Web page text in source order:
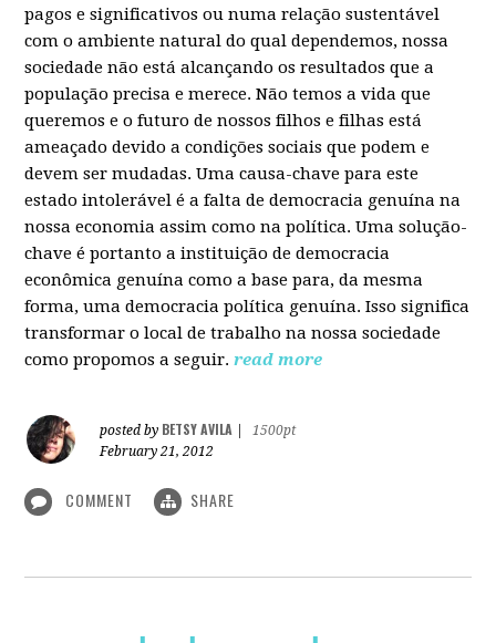
pagos e significativos ou numa relação sustentável
com o ambiente natural do qual dependemos, nossa
sociedade não está alcançando os resultados que a
população precisa e merece. Não temos a vida que
queremos e o futuro de nossos filhos e filhas está
ameaçado devido a condições sociais que podem e
devem ser mudadas. Uma causa-chave para este
estado intolerável é a falta de democracia genuína na
nossa economia assim como na política. Uma solução-
chave é portanto a instituição de democracia
econômica genuína como a base para, da mesma
forma, uma democracia política genuína. Isso significa
transformar o local de trabalho na nossa sociedade
como propomos a seguir. read more
posted by BETSY AVILA
1500pt
February 21, 2012
COMMENT SHARE